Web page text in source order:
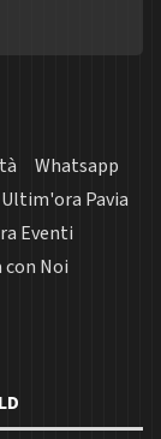
Whatsapp
Ultim'ora Pavia
Eventi
con Noi